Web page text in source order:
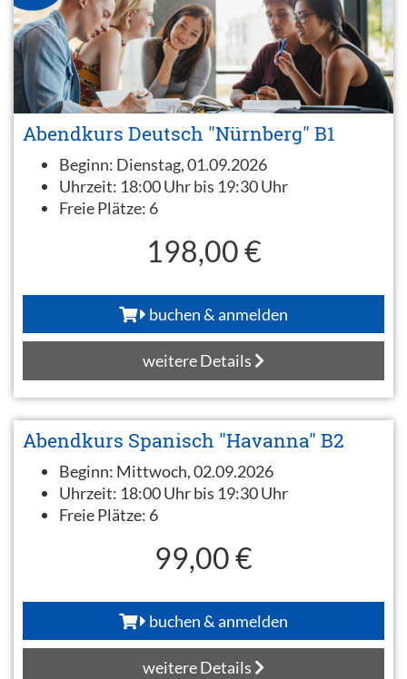
Abendkurs Deutsch "Nürnberg" B1
Beginn: Dienstag, 01.09.2026
Uhrzeit: 18:00 Uhr bis 19:30 Uhr
Freie Plätze: 6
198,00 €
buchen & anmelden
weitere Details
Abendkurs Spanisch "Havanna" B2
Beginn: Mittwoch, 02.09.2026
Uhrzeit: 18:00 Uhr bis 19:30 Uhr
Freie Plätze: 6
99,00 €
buchen & anmelden
weitere Details